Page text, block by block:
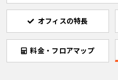
オフィスの特長
料金・フロアマップ